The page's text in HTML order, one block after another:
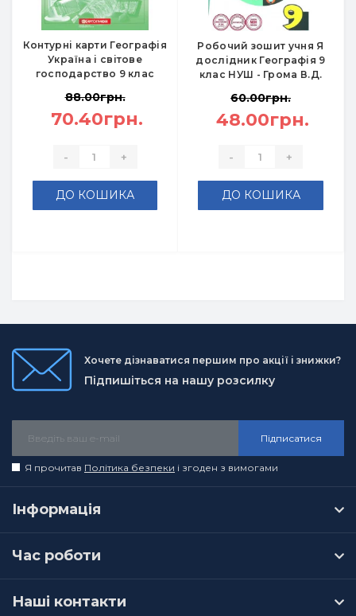
Контурні карти Географія
Україна і світове
господарство 9 клас
88.00грн.
70.40грн.
- +
ДО КОШИКА
Робочий зошит учня Я
дослідник Географія 9
клас НУШ - Грома В.Д.
60.00грн.
48.00грн.
- +
ДО КОШИКА
Хочете дізнаватися першим про акції і знижки?
Підпишіться на нашу розсилку
Підписатися
Я прочитав Політика безпеки і згоден з вимогами
Інформація
Час роботи
Наші контакти